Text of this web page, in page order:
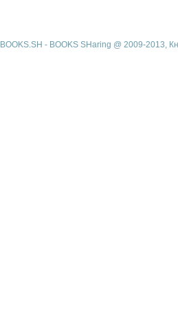
BOOKS.SH - BOOKS SHaring @ 2009-2013,